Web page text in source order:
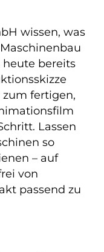
wissen, was
bereits
zum fertigen,
Lassen
so
– auf
von
passend zu